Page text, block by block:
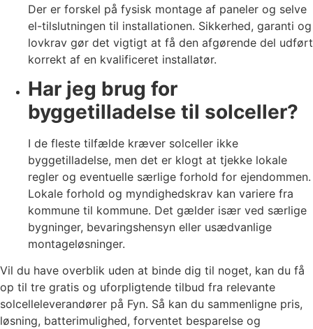
Der er forskel på fysisk montage af paneler og selve
el-tilslutningen til installationen. Sikkerhed, garanti og
lovkrav gør det vigtigt at få den afgørende del udført
korrekt af en kvalificeret installatør.
Har jeg brug for
byggetilladelse til solceller?
I de fleste tilfælde kræver solceller ikke
byggetilladelse, men det er klogt at tjekke lokale
regler og eventuelle særlige forhold for ejendommen.
Lokale forhold og myndighedskrav kan variere fra
kommune til kommune. Det gælder især ved særlige
bygninger, bevaringshensyn eller usædvanlige
montageløsninger.
Vil du have overblik uden at binde dig til noget, kan du få
op til tre gratis og uforpligtende tilbud fra relevante
solcelleleverandører på Fyn. Så kan du sammenligne pris,
løsning, batterimulighed, forventet besparelse og